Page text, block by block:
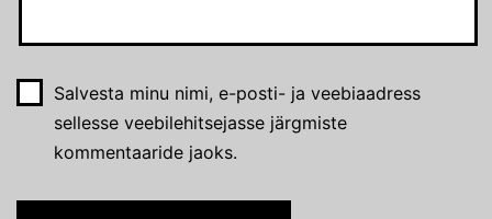
Salvesta minu nimi, e-posti- ja veebiaadress
sellesse veebilehitsejasse järgmiste
kommentaaride jaoks.